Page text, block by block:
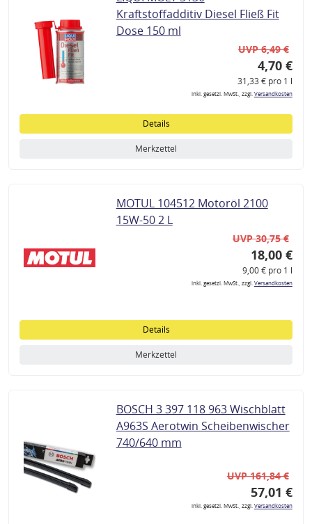
Kraftstoffadditiv Diesel Fließ Fit
Dose 150 ml
UVP 6,49 €
4,70 €
31,33 € pro 1 l
inkl. gesetzl. MwSt., zzgl.Versandkosten
Details
Merkzettel
MOTUL 104512 Motoröl 2100
15W-50 2 L
UVP 30,75 €
18,00 €
9,00 € pro 1 l
inkl. gesetzl. MwSt., zzgl.Versandkosten
Details
Merkzettel
BOSCH 3 397 118 963 Wischblatt
A963S Aerotwin Scheibenwischer
740/640 mm
UVP 161,84 €
57,01 €
inkl. gesetzl. MwSt., zzgl.Versandkosten